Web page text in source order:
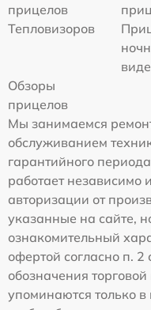
прицелов
Тепловизоров
Обзоры
прицелов
Мы занимаемся
обслуживанием
гарантийного
работает независимо
авторизации от
указанные на сайте,
ознакомительный
офертой согласно п.
обозначения
упоминаются только